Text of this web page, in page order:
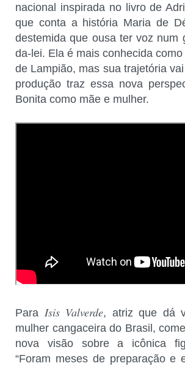
nacional inspirada no livro de
que conta a história Maria de
destemida que ousa ter voz num
da-lei. Ela é mais conhecida
de Lampião, mas sua trajetória
produção traz essa nova
Bonita como mãe e mulher.
Para Isis Valverde, atriz que dá
mulher cangaceira do Brasil,
nova visão sobre a icônica
“Foram meses de preparação e